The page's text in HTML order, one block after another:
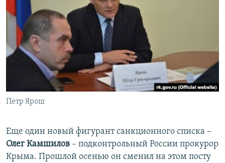
Петр Ярош
Еще один новый фигурант санкционного списка –
Олег Камшилов – подконтрольный России прокурор
Крыма. Прошлой осенью он сменил на этом посту